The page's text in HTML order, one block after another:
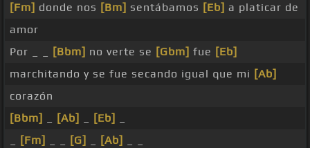
[Fm] donde nos [Bm] sentábamos [Eb] a platicar de
amor
Por _ _
[Bbm] no verte se [Gbm] fue [Eb]
marchitando y se fue secando igual que mi [Ab]
corazón
[Bbm]
[Ab] [Eb]
[Fm] [G] [Ab]